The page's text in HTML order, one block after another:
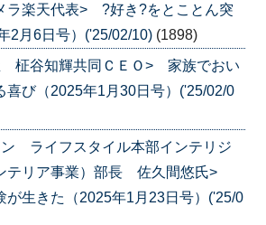
ラ楽天代表> ?好き?をとことん突
2月6日号）('25/02/10) (1898)
柾谷知輝共同ＣＥＯ> 家族でおい
喜び（2025年1月30日号）('25/02/0
ライフスタイル本部インテリジ
テリア事業）部長 佐久間悠氏>
が生きた（2025年1月23日号）('25/0